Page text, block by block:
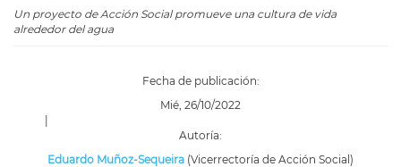
Un proyecto de Acción Social promueve una cultura de vida
alrededor del agua
Fecha de publicación:
Mié, 26/10/2022
|
Autoría:
Eduardo Muñoz-Sequeira (Vicerrectoría de Acción Social)